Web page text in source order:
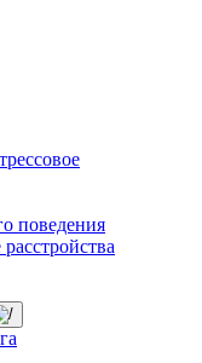
поведения